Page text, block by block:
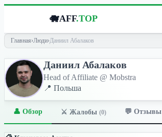
🐗AFF.TOP
Главная›Люди›Даниил Абалаков
Даниил Абалаков
Head of Affiliate @ Mobstra
📍 Польша
👤 Обзор ⚔️ Жалобы (0) 💬 Отзывы